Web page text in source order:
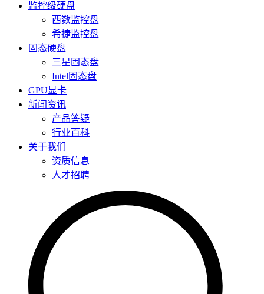
监控级硬盘
西数监控盘
希捷监控盘
固态硬盘
三星固态盘
Intel固态盘
GPU显卡
新闻资讯
产品答疑
行业百科
关于我们
资质信息
人才招聘